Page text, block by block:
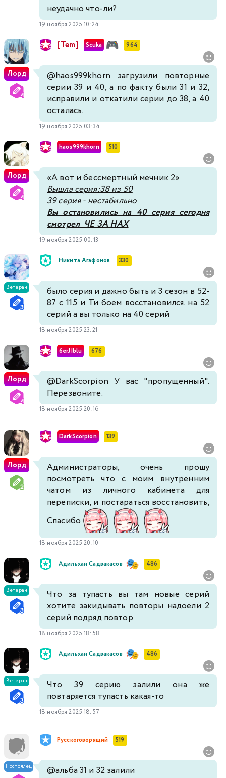
неудачно что-ли?
19 ноября 2025 10:24
Лорд
[Tem] Scuka 964
@haos999khornзагрузили повторные
серии 39 и 40, а по факту были 31 и 32,
исправили и откатили серии до 38, а 40
осталась.
19 ноября 2025 03:34
Лорд
haos999khorn 510
«А вот и бессмертный мечник 2»
Вышла серия:38 из 50
39 серия - нестабильно
Вы остановились на 40 серия сегодня
смотрел ЧЕ ЗА НАХ
19 ноября 2025 00:13
Ветеран
Ηикита Αгафонов 330
было серия и дажно быть и 3 сезон в 52-
87 с 115 и Ти боем восстановился. на 52
серий а вы только на 40 серий
18 ноября 2025 23:21
Лорд
6erJIblu 676
@DarkScorpionУ вас "пропущенный".
Перезвоните.
18 ноября 2025 20:16
Лорд
DarkScorpion 139
Администраторы, очень прошу
посмотреть что с моим внутренним
чатом из личного кабинета для
переписки, и постараться восстановить,
Спасибо
18 ноября 2025 20:10
Ветеран
Адильхан Садвакасов 486
Что за тупасть вы там новые серий
хотите закидывать повторы надоели 2
серий подряд повтор
18 ноября 2025 18:58
Ветеран
Адильхан Садвакасов 486
Что 39 серию залили она же
повтаряется тупасть какая-то
18 ноября 2025 18:57
Постоялец
Русскоговорящий 519
@альба31 и 32 залили